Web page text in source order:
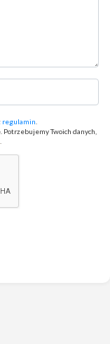
regulamin
Twoich danych,